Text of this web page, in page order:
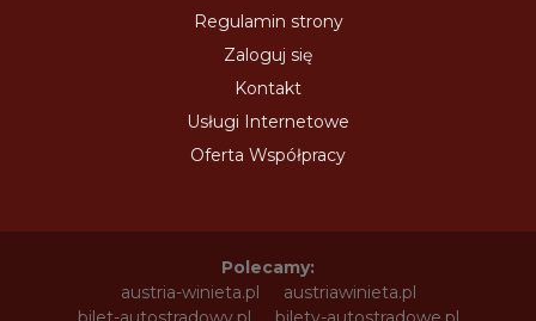
Regulamin strony
Zaloguj się
Kontakt
Usługi Internetowe
Oferta Współpracy
Polecamy:
austria-winieta.pl
austriawinieta.pl